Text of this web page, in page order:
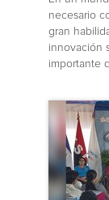
necesario
gran
innovación
importante